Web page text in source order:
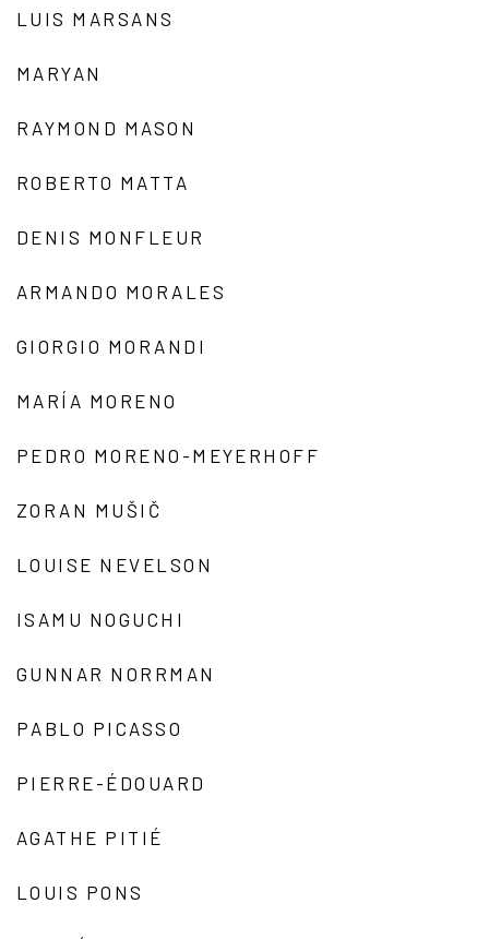
LUIS MARSANS
MARYAN
RAYMOND MASON
ROBERTO MATTA
DENIS MONFLEUR
ARMANDO MORALES
GIORGIO MORANDI
MARÍA MORENO
PEDRO MORENO-MEYERHOFF
ZORAN MUŠIČ
LOUISE NEVELSON
ISAMU NOGUCHI
GUNNAR NORRMAN
PABLO PICASSO
PIERRE-ÉDOUARD
AGATHE PITIÉ
LOUIS PONS